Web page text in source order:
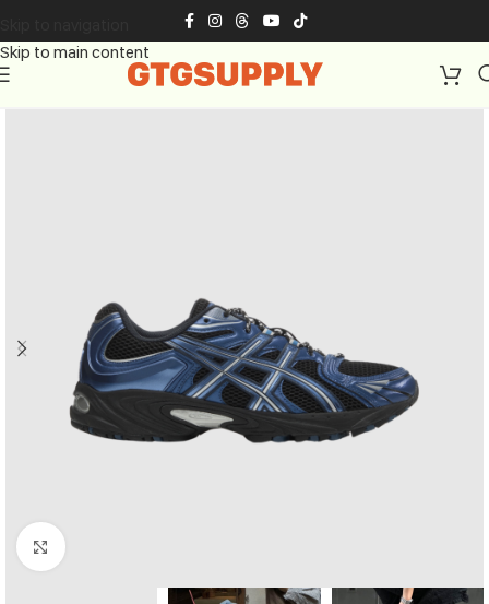
Skip to main content
Click to enlarge